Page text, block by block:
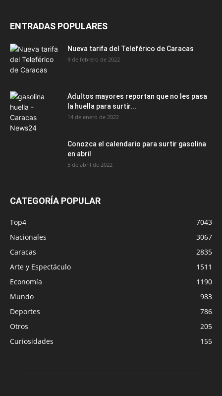
ENTRADAS POPULARES
Nueva tarifa del Teleférico de Caracas
9 de febrero de 2022
Adultos mayores reportan que no les pasa
la huella para surtir...
14 de enero de 2022
Conozca el calendario para surtir gasolina
en abril
5 de abril de 2022
CATEGORÍA POPULAR
Top4
7043
Nacionales
3067
Caracas
2835
Arte y Espectáculo
1511
Economía
1190
Mundo
983
Deportes
786
Otros
205
Curiosidades
155